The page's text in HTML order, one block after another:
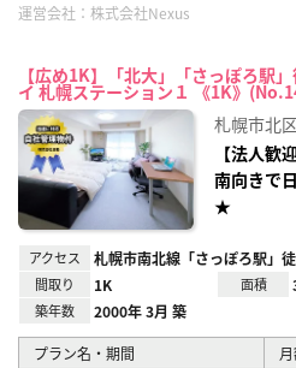
運営会社： 株式会社Nexus
【広め1K】「北大」「さっぽろ駅
イ 札幌ステーション１ 《1K》
札幌市北区
【法人
南向きで
★
アクセス 札幌市南北線「さっぽろ駅」
間取り 1K 面積
築年数 2000年 3月 築
プラン名・期間